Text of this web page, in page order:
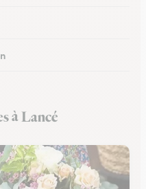
à Lancé